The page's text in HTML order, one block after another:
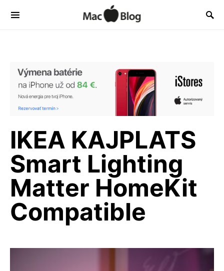
IKEA KAJPLATS
Smart Lighting
Matter HomeKit
Compatible